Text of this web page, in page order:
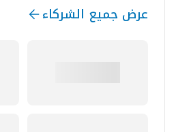
عرض جميع الشركاء